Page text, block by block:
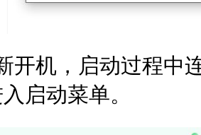
开机，启动过程中
启动菜单。